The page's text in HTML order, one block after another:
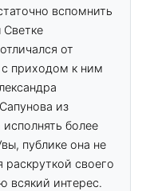
вспомнить
Светке
от
приходом к ним
из
более
публике она не
своего
всякий интерес.